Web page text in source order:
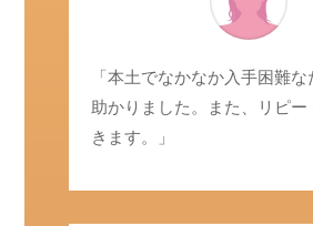
「本土でなかなか入手困難
助かりました。また、リピー
きます。」